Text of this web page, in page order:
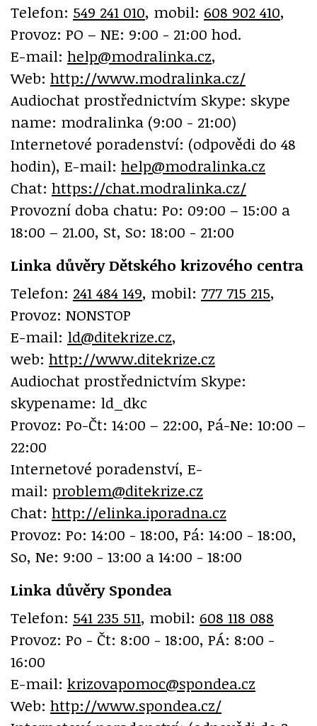
Telefon: 549 241 010, mobil: 608 902 410,
Provoz: PO – NE: 9:00 - 21:00 hod.
E-mail: help@modralinka.cz,
Web: http://www.modralinka.cz/
Audiochat prostřednictvím Skype: skype
name: modralinka (9:00 - 21:00)
Internetové poradenství: (odpovědi do 48
hodin), E-mail: help@modralinka.cz
Chat: https://chat.modralinka.cz/
Provozní doba chatu: Po: 09:00 – 15:00 a
18:00 – 21.00, St, So: 18:00 - 21:00
Linka důvěry Dětského krizového centra
Telefon: 241 484 149, mobil: 777 715 215,
Provoz: NONSTOP
E-mail: ld@ditekrize.cz,
web: http://www.ditekrize.cz
Audiochat prostřednictvím Skype:
skypename: ld_dkc
Provoz: Po-Čt: 14:00 – 22:00, Pá-Ne: 10:00 –
22:00
Internetové poradenství, E-
mail: problem@ditekrize.cz
Chat: http://elinka.iporadna.cz
Provoz: Po: 14:00 - 18:00, Pá: 14:00 - 18:00,
So, Ne: 9:00 - 13:00 a 14:00 - 18:00
Linka důvěry Spondea
Telefon: 541 235 511, mobil: 608 118 088
Provoz: Po - Čt: 8:00 - 18:00, PÁ: 8:00 -
16:00
E-mail: krizovapomoc@spondea.cz
Web: http://www.spondea.cz/